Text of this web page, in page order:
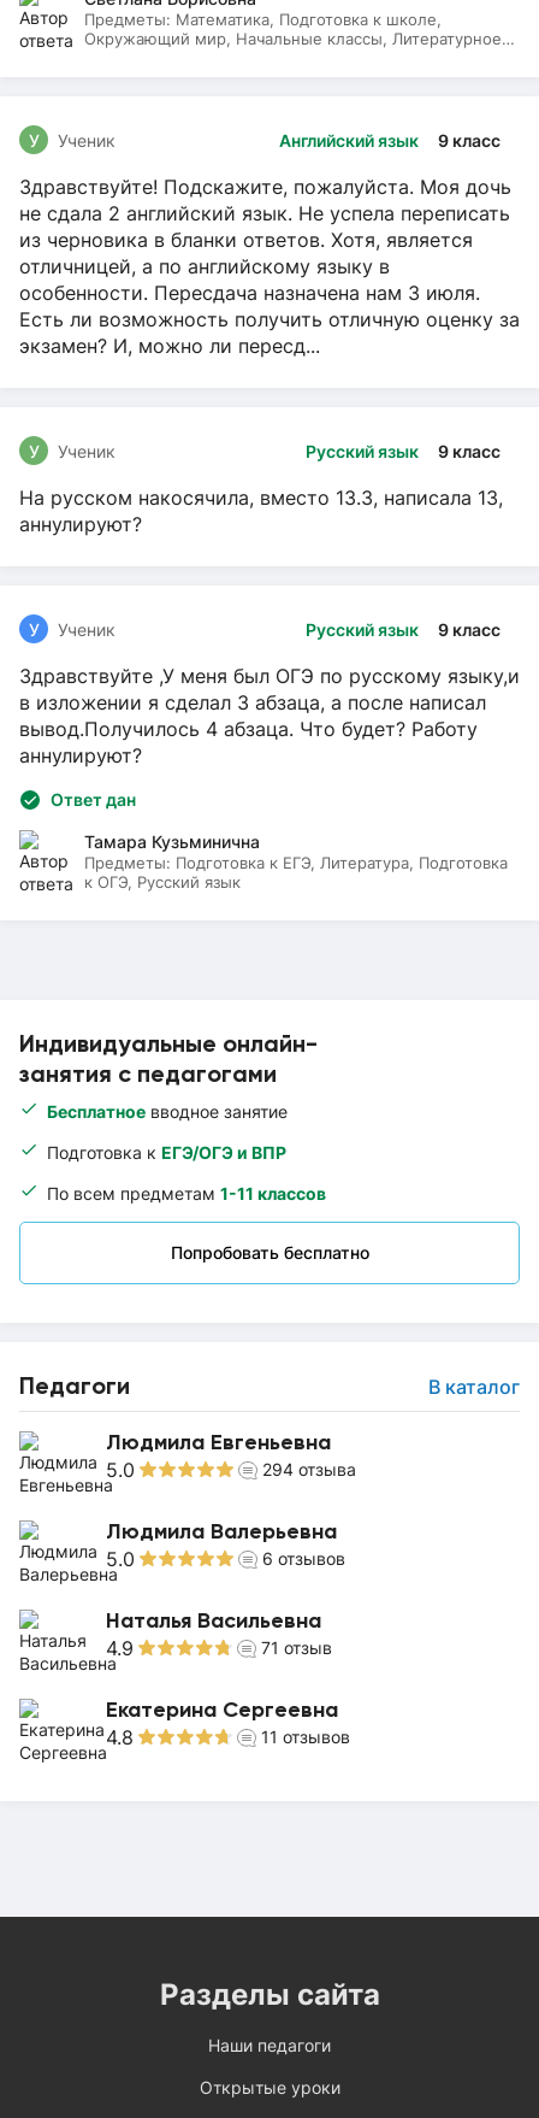
Индивидуальные онлайн-
занятия с педагогами
Бесплатное вводное занятие
Подготовка к ЕГЭ/ОГЭ и ВПР
По всем предметам 1-11 классов
Попробовать бесплатно
Педагоги В каталог
Людмила Евгеньевна
5.0 294 отзыва
Людмила Валерьевна
5.0 6 отзывов
Наталья Васильевна
4.9 71 отзыв
Екатерина Сергеевна
4.8 11 отзывов
Предметы: Математика, Подготовка к школе,
Окружающий мир, Начальные классы, Литературное
Английский язык 9 класс
У Ученик
Здравствуйте! Подскажите, пожалуйста. Моя дочь
не сдала 2 английский язык. Не успела переписать
из черновика в бланки ответов. Хотя, является
отличницей, а по английскому языку в
особенности. Пересдача назначена нам 3 июля.
Есть ли возможность получить отличную оценку за
экзамен? И, можно ли пересд...
Русский язык 9 класс
У Ученик
На русском накосячила, вместо 13.3, написала 13,
аннулируют?
Русский язык 9 класс
У Ученик
Здравствуйте ,У меня был ОГЭ по русскому языку,и
в изложении я сделал 3 абзаца, а после написал
вывод.Получилось 4 абзаца. Что будет? Работу
аннулируют?
Ответ дан
Тамара Кузьминична
Предметы: Подготовка к ЕГЭ, Литература, Подготовка
к ОГЭ, Русский язык
Разделы сайта
Наши педагоги
Открытые уроки